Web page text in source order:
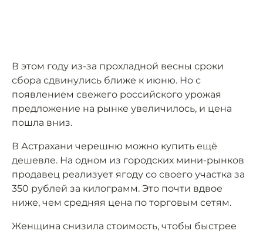
В этом году из-за прохладной весны сроки
сбора сдвинулись ближе к июню. Но с
появлением свежего российского урожая
предложение на рынке увеличилось, и цена
пошла вниз.
В Астрахани черешню можно купить ещё
дешевле. На одном из городских мини-рынков
продавец реализует ягоду со своего участка за
350 рублей за килограмм. Это почти вдвое
ниже, чем средняя цена по торговым сетям.
Женщина снизила стоимость, чтобы быстрее